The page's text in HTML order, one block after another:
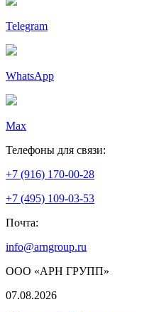
Telegram
WhatsApp
Max
Телефоны для связи:
+7 (916) 170-00-28
+7 (495) 109-03-53
Почта:
info@arngroup.ru
ООО «АРН ГРУПП»
07.08.2026